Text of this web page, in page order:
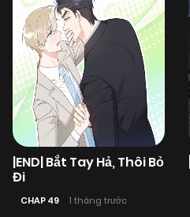
|END| Bắt Tay Hả, Thôi Bỏ
Đi
CHAP 49 1 tháng trước